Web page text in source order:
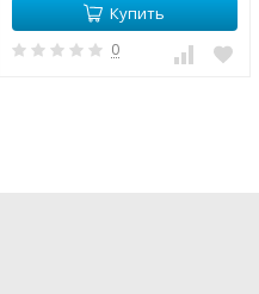
Купить
0